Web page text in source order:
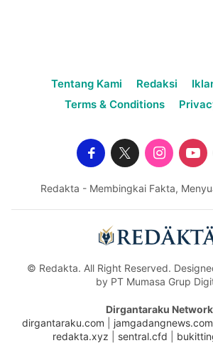
Tentang Kami Redaksi
Terms & Conditions
Redakta - Membingkai Fakta,
© Redakta. All Right Reserved.
by PT Mumasa Grup
Dirgantaraku Network
dirgantaraku.com
jamgadangnews.com
redakta.xyz
sentral.cfd